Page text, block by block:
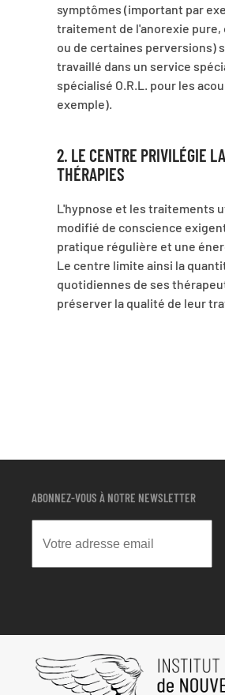
symptômes (important par
traitement de l'anorexie pure,
ou de certaines perversions)
travaillé dans un service
spécialisé O.R.L. pour les
exemple).
2. LE CENTRE PRIVILÉGIE
THÉRAPIES
L'hypnose et les traitements
modifié de conscience
pratique régulière et une
Le centre limite ainsi la
quotidiennes de ses
préserver la qualité de leur
ABONNEZ-VOUS À NOTRE NEWSLETTER